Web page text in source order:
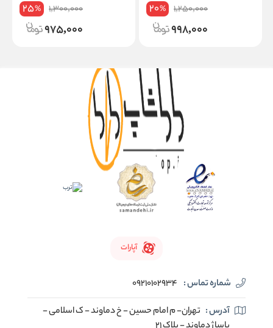
1,250,000
20%
998,000
1,300,000
25%
975,000
آپارات
شماره تماس : 09210102934
آدرس : تهران- م امام حسین - خ دماوند - ک اسلامی -